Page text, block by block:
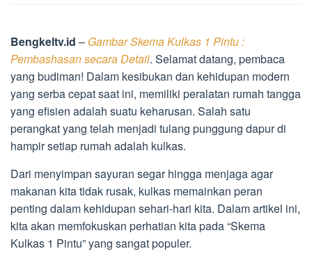
Bengkeltv.id – Gambar Skema Kulkas 1 Pintu :
Pembashasan secara Detail. Selamat datang, pembaca
yang budiman! Dalam kesibukan dan kehidupan modern
yang serba cepat saat ini, memiliki peralatan rumah tangga
yang efisien adalah suatu keharusan. Salah satu
perangkat yang telah menjadi tulang punggung dapur di
hampir setiap rumah adalah kulkas.
Dari menyimpan sayuran segar hingga menjaga agar
makanan kita tidak rusak, kulkas memainkan peran
penting dalam kehidupan sehari-hari kita. Dalam artikel ini,
kita akan memfokuskan perhatian kita pada “Skema
Kulkas 1 Pintu” yang sangat populer.